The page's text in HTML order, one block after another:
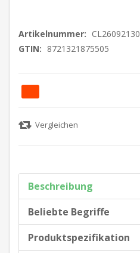
Artikelnummer: CL26092130
GTIN: 8721321875505
Beschreibung
Beliebte Begriffe
Produktspezifikation